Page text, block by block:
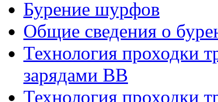
Бурение шурфов
Общие сведения о
Технология проходки
зарядами ВВ
Технология проходки